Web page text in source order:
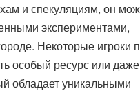
и спекуляциям, он
экспериментами,
Некоторые игроки
особый ресурс или
обладает уникальными